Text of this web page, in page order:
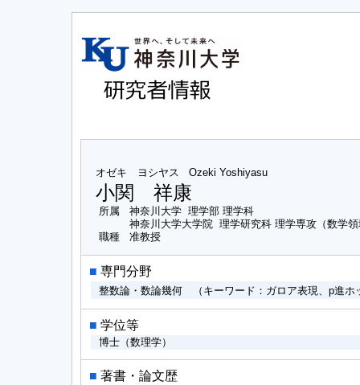
オゼキ ヨシヤス Ozeki Yoshiyasu
小関 祥康
所属
神奈川大学 理学部 理学科
神奈川大学大学院 理学研究科 理学専攻（数学
職種
准教授
■ 専門分野
整数論・数論幾何 （キーワード：ガロア表現、p進
■ 学位等
博士（数理学）
■ 著書・論文歴